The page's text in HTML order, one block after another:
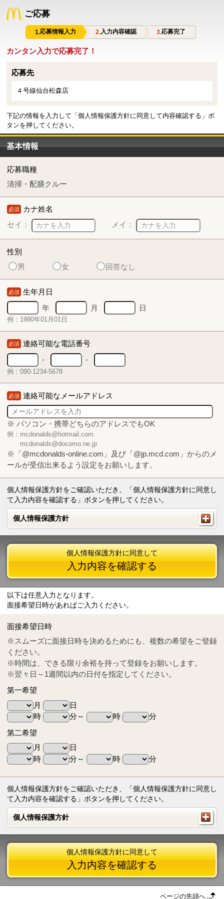
ご応募
応募情報入力 入力内容確認 応募完了
カンタン入力で応募完了！
応募先
４号線仙台松森店
下記の情報を入力して「個人情報保護方針に同意して内容確認する」ボ
タンを押してください。
基本情報
応募職種
清掃・配膳クルー
必須 カナ姓名
セイ：
メイ：
性別
男
女 回答なし
必須 生年月日
年
月 日
例：1990年01月01日
必須 連絡可能な電話番号
-
-
例：090-1234-5678
必須 連絡可能なメールアドレス
※ パソコン・携帯どちらのアドレスでもOK
例：mcdonalds@hotmail.com
mcdonalds@docomo.ne.jp
※「@mcdonalds-online.com」及び「@jp.mcd.com」からのメ
ールが受信出来るよう設定をお願いします。
個人情報保護方針をご確認いただき、「個人情報保護方針に同意し
て入力内容を確認する」ボタンを押してください。
個人情報保護方針
個人情報保護方針
Tel
0570-55-0314
個人情報保護方針に同意して
入力内容を確認する
以下は任意入力となります。
面接希望日時があればご入力ください。
面接希望日時
※スムーズに面接日時を決めるためにも、複数の希望をご登録
ください。
※時間は、できる限り余裕を持って登録をお願いします。
※翌々日～1週間以内の日付を指定してください。
第一希望
月
日
時
分～ 時
分
第二希望
月
日
時
分～ 時 分
個人情報保護方針をご確認いただき、「個人情報保護方針に同意し
て入力内容を確認する」ボタンを押してください。
個人情報保護方針
個人情報保護方針
個人情報保護方針に同意して
入力内容を確認する
ページの先頭へ